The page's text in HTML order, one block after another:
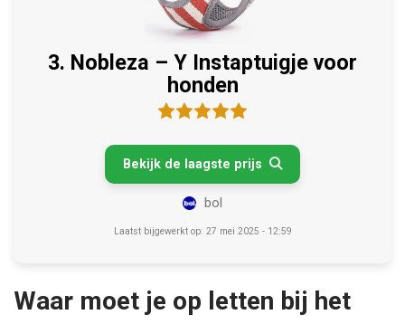
3. Nobleza – Y Instaptuigje voor
honden
Bekijk de laagste prijs 
bol
Laatst bijgewerkt op: 27 mei 2025 - 12:59
Waar moet je op letten bij het